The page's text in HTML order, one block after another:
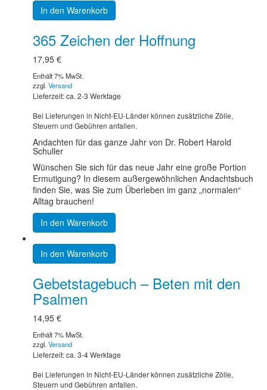
In den Warenkorb
365 Zeichen der Hoffnung
17,95 €
Enthält 7% MwSt.
zzgl. Versand
Lieferzeit: ca. 2-3 Werktage
Bei Lieferungen in Nicht-EU-Länder können zusätzliche Zölle,
Steuern und Gebühren anfallen.
Andachten für das ganze Jahr von Dr. Robert Harold
Schuller
Wünschen Sie sich für das neue Jahr eine große Portion
Ermutigung? In diesem außergewöhnlichen Andachtsbuch
finden Sie, was Sie zum Überleben im ganz „normalen“
Alltag brauchen!
In den Warenkorb
In den Warenkorb
Gebetstagebuch – Beten mit den
Psalmen
14,95 €
Enthält 7% MwSt.
zzgl. Versand
Lieferzeit: ca. 3-4 Werktage
Bei Lieferungen in Nicht-EU-Länder können zusätzliche Zölle,
Steuern und Gebühren anfallen.